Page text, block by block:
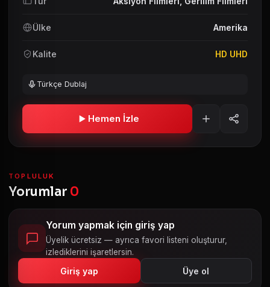
Ülke Amerika
Kalite HD UHD
Türkçe Dublaj
Hemen İzle
TOPLULUK
Yorumlar 0
Yorum yapmak için giriş yap
Üyelik ücretsiz — ayrıca favori listeni oluşturur,
izlediklerini işaretlersin.
Giriş yap Üye ol